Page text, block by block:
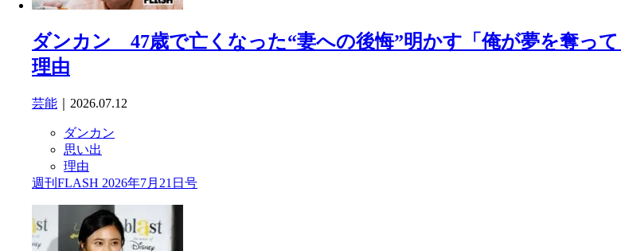
ダンカン 47歳で亡くなった“妻への後悔”明かす「俺が夢を奪っ
理由
芸能 ｜2026.07.12
ダンカン
思い出
理由
週刊FLASH 2026年7月21日号